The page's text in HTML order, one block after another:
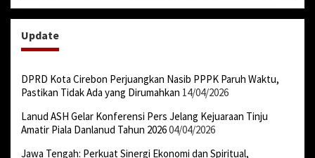
Update
DPRD Kota Cirebon Perjuangkan Nasib PPPK Paruh Waktu,
Pastikan Tidak Ada yang Dirumahkan 14/04/2026
Lanud ASH Gelar Konferensi Pers Jelang Kejuaraan Tinju
Amatir Piala Danlanud Tahun 202604/04/2026
Jawa Tengah: Perkuat Sinergi Ekonomi dan Spiritual,